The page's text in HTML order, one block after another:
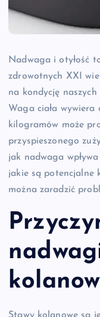
Nadwaga i otyłość
zdrowotnych XXI
na kondycję naszych
Waga ciała wywiera
kilogramów może
przyspieszonego
jak nadwaga
jakie są potencjalne
można zaradzić
Stawy kolanowe są